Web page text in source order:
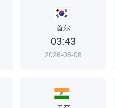
首尔
03:43
2026-08-08